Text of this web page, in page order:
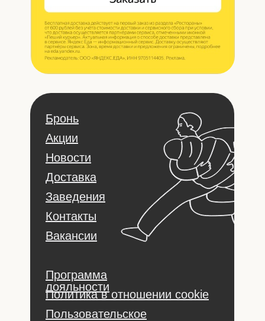
Доставка
Вакансии
Пользовательское
Политика в отношении cookie
Программа
лояльности
Акции
Заведения
Бронь
Контакты
Новости